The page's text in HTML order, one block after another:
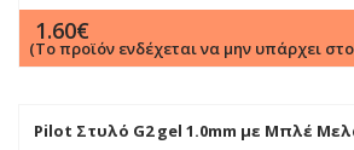
1.60€
(Το προϊόν ενδέχεται να μην υπάρχει
Pilot Στυλό G2 gel 1.0mm με Μπλέ